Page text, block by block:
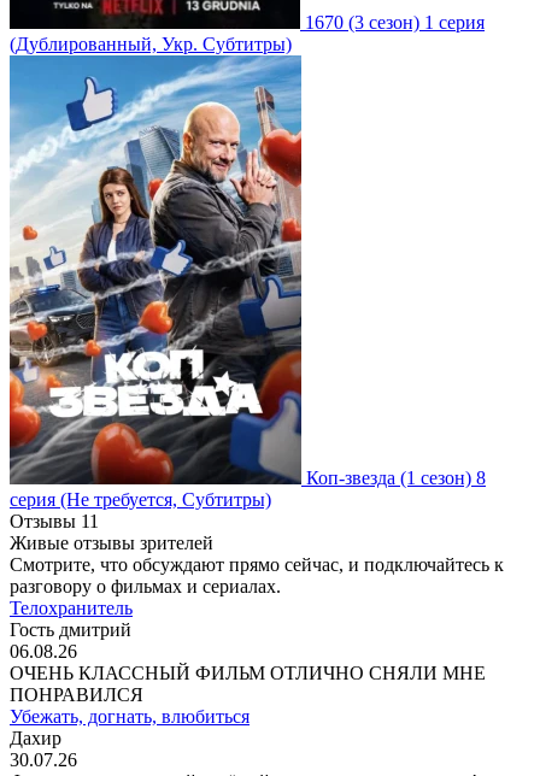
1670 (3 сезон) 1 серия
(Дублированный, Укр. Субтитры)
Коп-звезда (1 сезон) 8
серия (Не требуется, Субтитры)
Отзывы 11
Живые отзывы зрителей
Смотрите, что обсуждают прямо сейчас, и подключайтесь к
разговору о фильмах и сериалах.
Телохранитель
Гость дмитрий
06.08.26
ОЧЕНЬ КЛАССНЫЙ ФИЛЬМ ОТЛИЧНО СНЯЛИ МНЕ
ПОНРАВИЛСЯ
Убежать, догнать, влюбиться
Дахир
30.07.26